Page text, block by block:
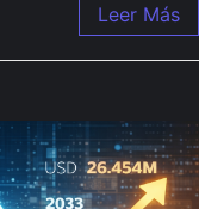
Leer Más